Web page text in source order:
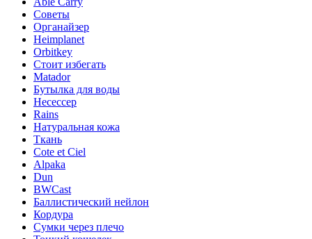
Советы
Органайзер
Heimplanet
Orbitkey
Стоит избегать
Matador
Бутылка для воды
Несессер
Rains
Натуральная кожа
Ткань
Cote et Ciel
Alpaka
Dun
BWCast
Баллистический нейлон
Кордура
Сумки через плечо